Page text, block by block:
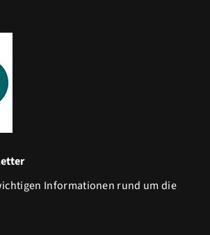
Informationen rund um die